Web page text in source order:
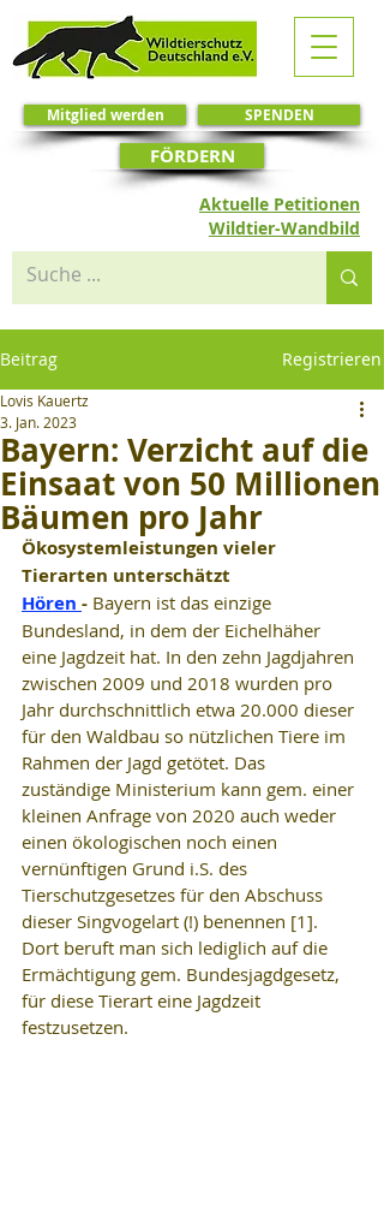
SPENDEN
Mitglied werden
Aktuelle Petitionen
FÖRDERN
Wildtier-Wandbild
Beitrag Registrieren
Bayern: Verzicht auf die
Einsaat von 50 Millionen
Bäumen pro Jahr
Lovis Kauertz
3. Jan. 2023
Ökosystemleistungen vieler
Tierarten unterschätzt
Hören - Bayern ist das einzige
Bundesland, in dem der Eichelhäher
eine Jagdzeit hat. In den zehn Jagdjahren
zwischen 2009 und 2018 wurden pro
Jahr durchschnittlich etwa 20.000 dieser
für den Waldbau so nützlichen Tiere im
Rahmen der Jagd getötet. Das
zuständige Ministerium kann gem. einer
kleinen Anfrage von 2020 auch weder
einen ökologischen noch einen
vernünftigen Grund i.S. des
Tierschutzgesetzes für den Abschuss
dieser Singvogelart (!) benennen [1].
Dort beruft man sich lediglich auf die
Ermächtigung gem. Bundesjagdgesetz,
für diese Tierart eine Jagdzeit
festzusetzen.